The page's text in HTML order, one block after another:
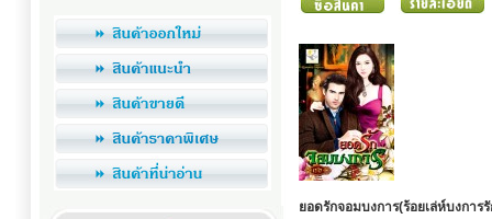
ยอดรักจอมบงการ(ร้อยเล่ห์บงการ